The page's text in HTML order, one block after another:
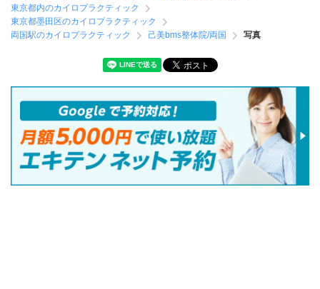
東京都内のカイロプラクティック
東京都墨田区のカイロプラクティック
両国駅のカイロプラクティック
己美bms整体院/両国 写真